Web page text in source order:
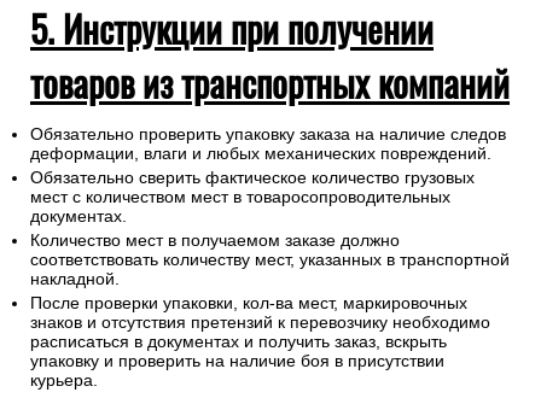
5. Инструкции при получении
товаров из транспортных компаний
Обязательно проверить упаковку заказа на наличие следов
деформации, влаги и любых механических повреждений.
Обязательно сверить фактическое количество грузовых
мест с количеством мест в товаросопроводительных
документах.
Количество мест в получаемом заказе должно
соответствовать количеству мест, указанных в транспортной
накладной.
После проверки упаковки, кол-ва мест, маркировочных
знаков и отсутствия претензий к перевозчику необходимо
расписаться в документах и получить заказ, вскрыть
упаковку и проверить на наличие боя в присутствии
курьера.